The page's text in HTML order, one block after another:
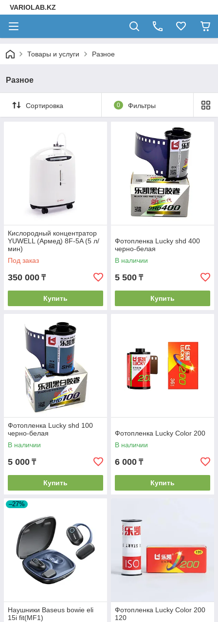
VARIOLAB.KZ
Товары и услуги Разное
Разное
Сортировка 0 Фильтры
Кислородный концентратор
YUWELL (Армед) 8F-5A (5 л/
мин)
Под заказ
350 000 ₸
Купить
Фотопленка Lucky shd 400
черно-белая
В наличии
5 500 ₸
Купить
Фотопленка Lucky shd 100
черно-белая
В наличии
5 000 ₸
Купить
Фотопленка Lucky Color 200
В наличии
6 000 ₸
Купить
–27%
Наушники Baseus bowie eli
15i fit(MF1)
Фотопленка Lucky Color 200
120